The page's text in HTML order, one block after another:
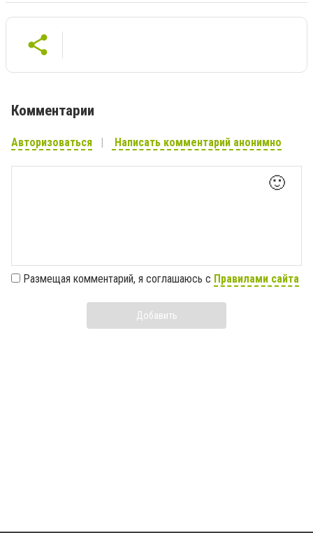
Комментарии
Авторизоваться Написать комментарий анонимно
🙂
Размещая комментарий, я соглашаюсь с Правилами сайта
Добавить